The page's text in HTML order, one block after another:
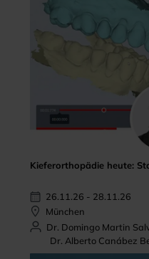
Kieferorthopädie heute:
26.11.26 - 28.11.26
München
Dr. Domingo Martin
Dr. Alberto Canábez